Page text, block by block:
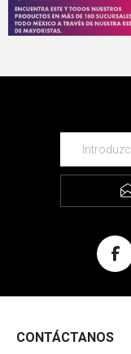
CONTÁCTANOS